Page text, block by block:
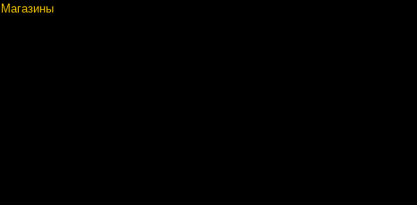
Магазины